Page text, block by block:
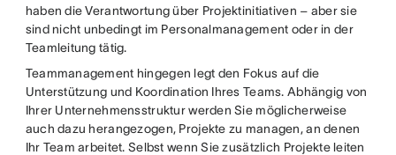
haben die Verantwortung über Projektinitiativen – aber sie
sind nicht unbedingt im Personalmanagement oder in der
Teamleitung tätig.
Teammanagement hingegen legt den Fokus auf die
Unterstützung und Koordination Ihres Teams. Abhängig von
Ihrer Unternehmensstruktur werden Sie möglicherweise
auch dazu herangezogen, Projekte zu managen, an denen
Ihr Team arbeitet. Selbst wenn Sie zusätzlich Projekte leiten